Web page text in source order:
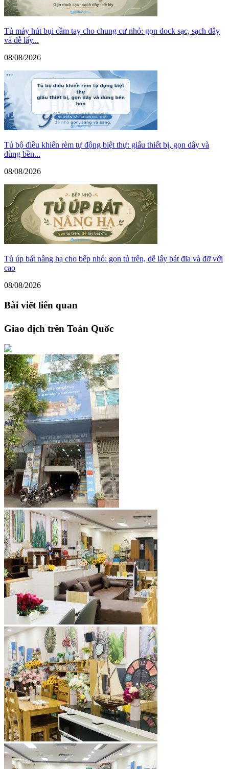
Tủ máy hút bụi cầm tay cho chung cư nhỏ: gọn dock sạc, sạch dây
và dễ lấy...
08/08/2026
Tủ bộ điều khiển rèm tự động biệt thự: giấu thiết bị, gọn dây và
dùng bền...
08/08/2026
Tủ úp bát nâng hạ cho bếp nhỏ: gọn tủ trên, dễ lấy bát đĩa và đỡ với
cao
08/08/2026
Bài viết liên quan
Giao dịch trên Toàn Quốc